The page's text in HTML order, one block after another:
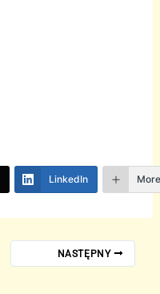
LinkedIn
NASTĘPNY